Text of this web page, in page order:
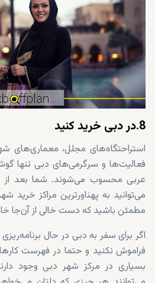
8.در دبی خرید کنید
استراحتگاه‌های مجلل، معماری‌های
فعالیت‌ها و سرگرمی‌های دبی تنها
عربی محسوب می‌شوند. شما بعد از
می‌توانید به پهناورترین مراکز خرید
مطمئن باشید که دست خالی از آن‌جا
اگر برای سفر به دبی در حال
فراموش نکنید و حتما در فهرست
بسیاری در مرکز شهر دبی وجود